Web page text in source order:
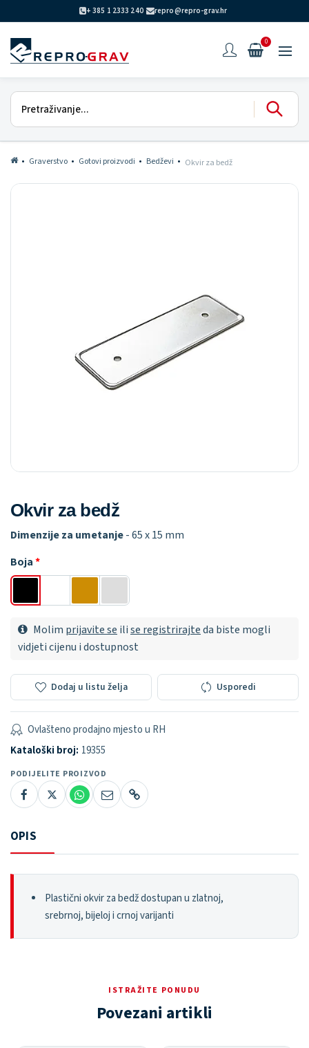
+ 385 1 2333 240 repro@repro-grav.hr
0
Graverstvo Gotovi proizvodi Bedževi Okvir za bedž
Okvir za bedž
Dimenzije za umetanje- 65 x 15 mm
Boja
Molim prijavite se ilise registrirajteda biste mogli
vidjeti cijenu i dostupnost
Dodaj u listu želja Usporedi
Ovlašteno prodajno mjesto u RH
Kataloški broj: 19355
PODIJELITE PROIZVOD
OPIS
Plastični okvir za bedž dostupan u zlatnoj,
srebrnoj, bijeloj i crnoj varijanti
ISTRAŽITE PONUDU
Povezani artikli